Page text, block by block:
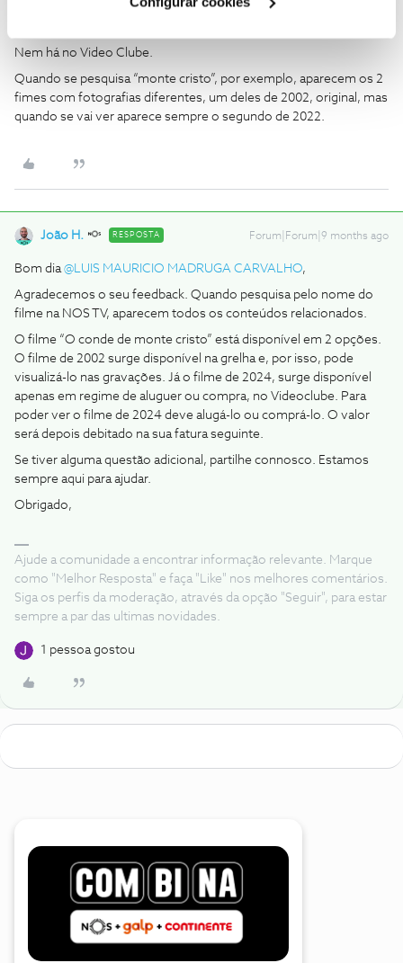
Cine Top, em direto, e volta a dar amanhã de madrugada. Não
Nem há no Video Clube.
Quando se pesquisa “monte cristo”, por exemplo, aparecem os 2
fimes com fotografias diferentes, um deles de 2002, original, mas
quando se vai ver aparece sempre o segundo de 2022.
João H. RESPOSTA Forum|Forum|9 months ago
Bom dia ​@LUIS MAURICIO MADRUGA CARVALHO,
Agradecemos o seu feedback. Quando pesquisa pelo nome do
filme na NOS TV, aparecem todos os conteúdos relacionados.
O filme “O conde de monte cristo” está disponível em 2 opções.
O filme de 2002 surge disponível na grelha e, por isso, pode
visualizá-lo nas gravações. Já o filme de 2024, surge disponível
apenas em regime de aluguer ou compra, no Videoclube. Para
poder ver o filme de 2024 deve alugá-lo ou comprá-lo. O valor
será depois debitado na sua fatura seguinte.
Se tiver alguma questão adicional, partilhe connosco. Estamos
sempre aqui para ajudar.
Obrigado,
Ajude a comunidade a encontrar informação relevante. Marque
como "Melhor Resposta" e faça "Like" nos melhores comentários.
Siga os perfis da moderação, através da opção "Seguir", para estar
sempre a par das ultimas novidades.
1 pessoa gostou